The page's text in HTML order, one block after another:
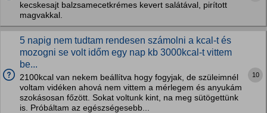
kecskesajt balzsamecetkrémes kevert salátával, pirított
magvakkal.
5 napig nem tudtam rendesen számolni a kcal-t és
mozogni se volt időm egy nap kb 3000kcal-t vittem
be...
2100kcal van nekem beállítva hogy fogyjak, de szüleimnél
voltam vidéken ahová nem vittem a mérlegem és anyukám
szokásosan főzött. Sokat voltunk kint, na meg sütögettünk
is. Próbáltam az egészségesebb...
10